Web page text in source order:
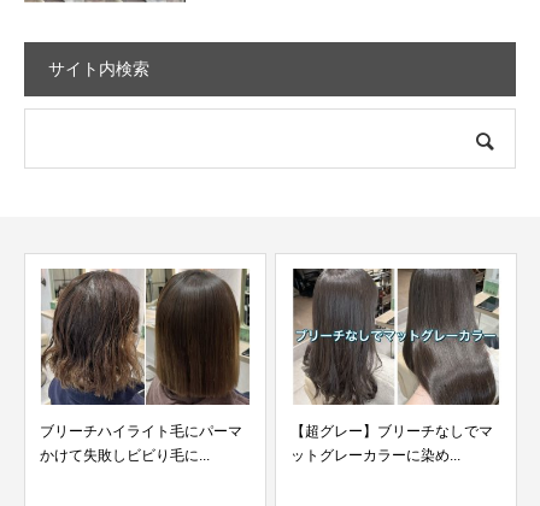
サイト内検索
【超グレー】ブリーチなしでマ
ットグレーカラーに染め...
ブリーチした髪にパーマして失
敗した髪を直します。